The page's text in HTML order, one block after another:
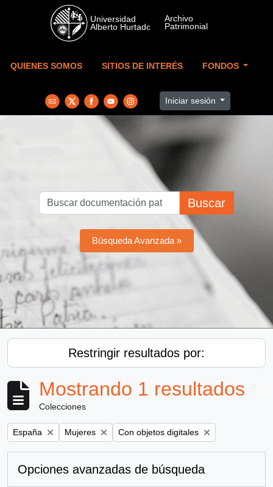
Skip to main content
QUIENES SOMOS SITIOS DE INTERÉS FONDOS
Iniciar sesión
Buscar
Búsqueda Avanzada »
Restringir resultados por:
Mostrando 1 resultados
Colecciones
Remove filter:
España Remove filter:
Mujeres Remove filter:
Con objetos digitales
Opciones avanzadas de búsqueda